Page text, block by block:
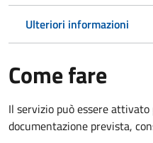
Ulteriori informazioni
Come fare
Il servizio può essere
documentazione prevista,